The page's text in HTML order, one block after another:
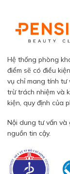
Hệ thống phòng
điểm sẽ có điều
vụ chỉ mang tính tư
trừ trách nhiệm và
kiện, quy định của
Nội dung tư vấn và
nguồn tin cậy.